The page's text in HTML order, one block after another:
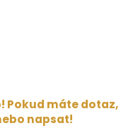
máte dotaz,
napsat!